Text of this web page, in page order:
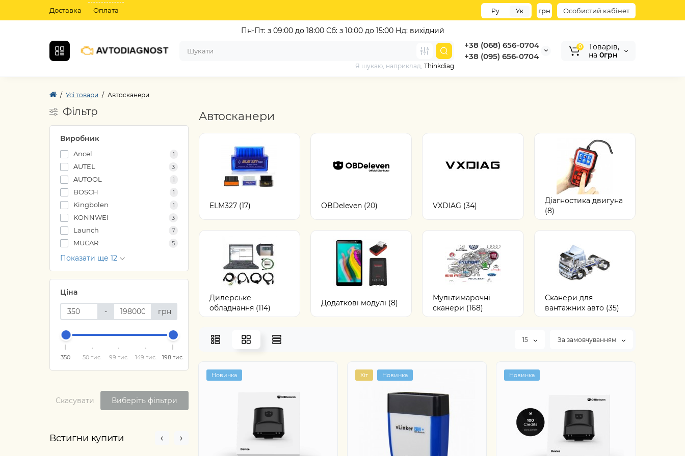
Доставка Оплата Особистий кабінет
грн
Ру Ук
Пн-Пт: з 09:00 до 18:00 Сб: з 10:00 до 15:00 Нд: вихідний
+38 (068) 656-0704
+38 (095) 656-0704
Я шукаю, наприклад, Thinkdiag
0
Tоварів,
на 0грн
Усі товари Автосканери
Фільтр
Виробник
Ancel 1
AUTEL 3
AUTOOL 1
BOSCH 1
Kingbolen 1
KONNWEI 3
Launch 7
MUCAR 5
Показати ще 12
Ціна
- грн
350 50 тис. 99 тис. 149 тис. 198 тис.
Скасувати Виберіть фільтри
Встигни купити
Автосканери
ELM327 (17) OBDeleven (20) VXDIAG (34)
Діагностика двигуна
(8)
Дилерське
обладнання (114)
Додаткові модулі (8)
Мультимарочні
сканери (168)
Сканери для
вантажних авто (35)
15 За замовчуванням
Новинка Хіт Новинка Новинка